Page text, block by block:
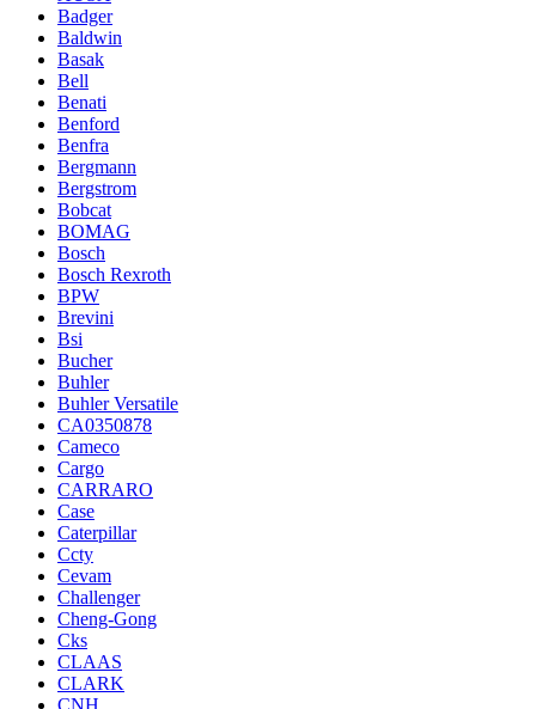
Badger
Baldwin
Basak
Bell
Benati
Benford
Benfra
Bergmann
Bergstrom
Bobcat
BOMAG
Bosch
Bosch Rexroth
BPW
Brevini
Bsi
Bucher
Buhler
Buhler Versatile
CA0350878
Cameco
Cargo
CARRARO
Case
Caterpillar
Ccty
Cevam
Challenger
Cheng-Gong
Cks
CLAAS
CLARK
CNH